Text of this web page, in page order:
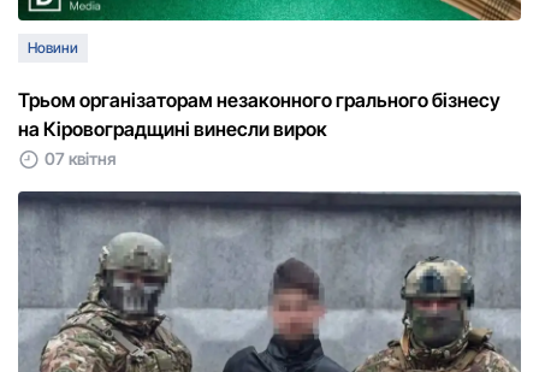
Новини
Трьом організаторам незаконного грального бізнесу
на Кіровоградщині винесли вирок
07 квітня